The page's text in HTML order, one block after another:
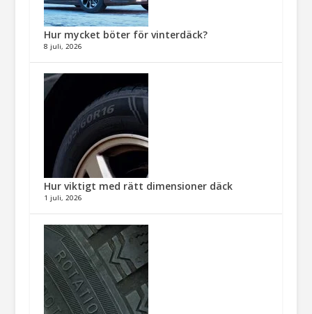
Hur mycket böter för vinterdäck?
8 juli, 2026
Hur viktigt med rätt dimensioner däck​
1 juli, 2026